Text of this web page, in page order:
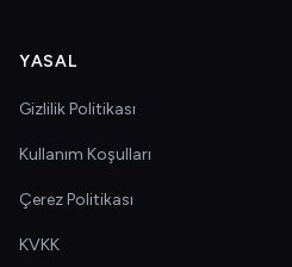
YASAL
Gizlilik Politikası
Kullanım Koşulları
Çerez Politikası
KVKK